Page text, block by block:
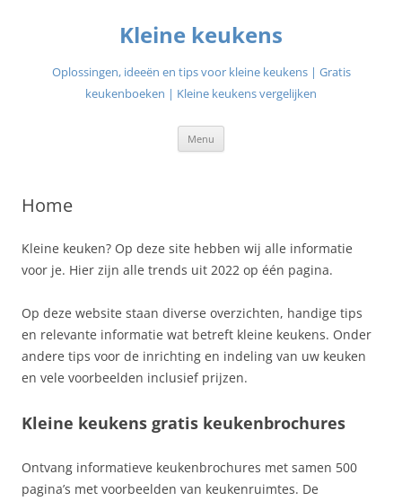
Kleine keukens
Oplossingen, ideeën en tips voor kleine keukens | Gratis
keukenboeken | Kleine keukens vergelijken
Menu
Home
Kleine keuken? Op deze site hebben wij alle informatie
voor je. Hier zijn alle trends uit 2022 op één pagina.
Op deze website staan diverse overzichten, handige tips
en relevante informatie wat betreft kleine keukens. Onder
andere tips voor de inrichting en indeling van uw keuken
en vele voorbeelden inclusief prijzen.
Kleine keukens gratis keukenbrochures
Ontvang informatieve keukenbrochures met samen 500
pagina’s met voorbeelden van keukenruimtes. De